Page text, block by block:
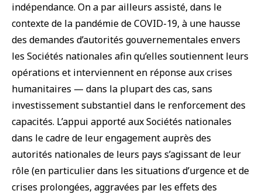
indépendance. On a par ailleurs assisté, dans le
contexte de la pandémie de COVID-19, à une hausse
des demandes d’autorités gouvernementales envers
les Sociétés nationales afin qu’elles soutiennent leurs
opérations et interviennent en réponse aux crises
humanitaires — dans la plupart des cas, sans
investissement substantiel dans le renforcement des
capacités. L’appui apporté aux Sociétés nationales
dans le cadre de leur engagement auprès des
autorités nationales de leurs pays s’agissant de leur
rôle (en particulier dans les situations d’urgence et de
crises prolongées, aggravées par les effets des